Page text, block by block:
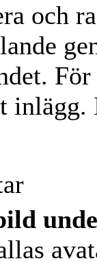
och